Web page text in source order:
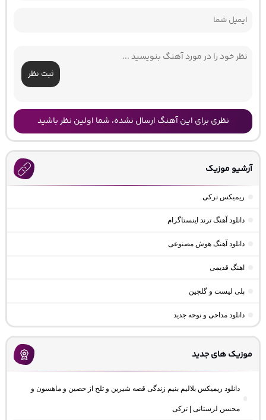
ثبت نظر
نظری برای این آهنگ ارسال نشده، شما اولین نظر باشید
آرشیو موزیک
ریمیکس ترکی
دانلود آهنگ ترند اینستاگرام
دانلود آهنگ هوش مصنوعی
اهنگ قدیمی
پلی لیست و گلچین
دانلود مداحی و نوحه جدید
موزیک های جدید
دانلود ریمیکس بلالیم بنیم زندگی قصه شیرین و تلخ از حصین و ماهسون و
محسن لرستانی | ترکی